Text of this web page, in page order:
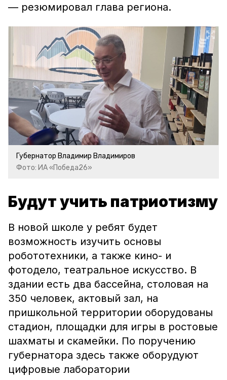
— резюмировал глава региона.
Губернатор Владимир Владимиров
Фото: ИА «Победа26»
Будут учить патриотизму
В новой школе у ребят будет
возможность изучить основы
робототехники, а также кино- и
фотодело, театральное искусство. В
здании есть два бассейна, столовая на
350 человек, актовый зал, на
пришкольной территории оборудованы
стадион, площадки для игры в ростовые
шахматы и скамейки. По поручению
губернатора здесь также оборудуют
цифровые лаборатории